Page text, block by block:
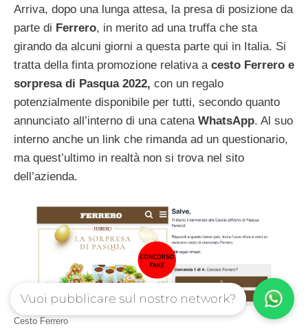
Arriva, dopo una lunga attesa, la presa di posizione da
parte di Ferrero, in merito ad una truffa che sta
girando da alcuni giorni a questa parte qui in Italia. Si
tratta della finta promozione relativa a cesto Ferrero e
sorpresa di Pasqua 2022, con un regalo
potenzialmente disponibile per tutti, secondo quanto
annunciato all’interno di una catena WhatsApp. Al suo
interno anche un link che rimanda ad un questionario,
ma quest’ultimo in realtà non si trova nel sito
dell’azienda.
Cesto Ferrero
Vuoi pubblicare sul nostro network?